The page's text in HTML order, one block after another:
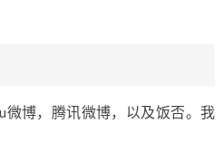
微博，腾讯微博，以及饭否。我